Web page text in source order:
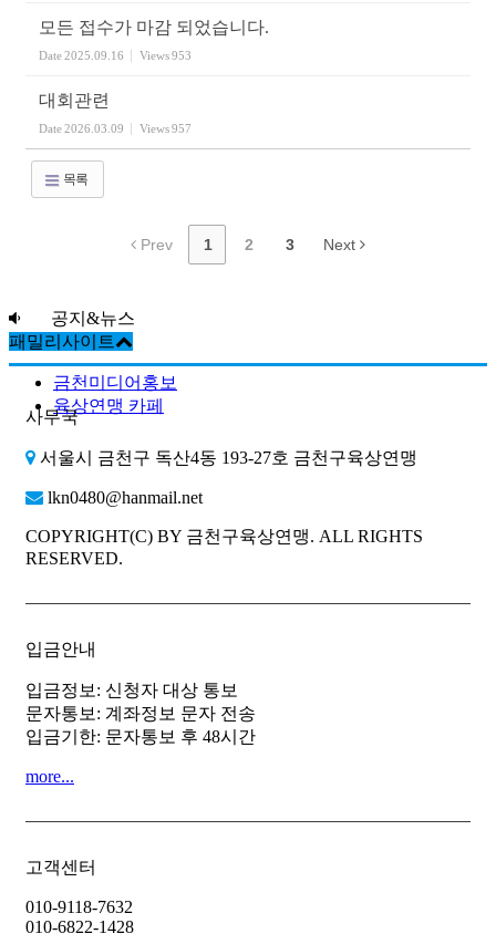
모든 접수가 마감 되었습니다.
Date2025.09.16 Views953
대회관련
Date2026.03.09 Views957
목록
Prev 1 2 3 Next
공지&뉴스
패밀리사이트
금천미디어홍보
육상연맹 카페
사무국
서울시 금천구 독산4동 193-27호 금천구육상연맹
lkn0480@hanmail.net
COPYRIGHT(C) BY 금천구육상연맹. ALL RIGHTS
RESERVED.
입금안내
입금정보: 신청자 대상 통보
문자통보: 계좌정보 문자 전송
입금기한: 문자통보 후 48시간
more...
고객센터
010-9118-7632
010-6822-1428